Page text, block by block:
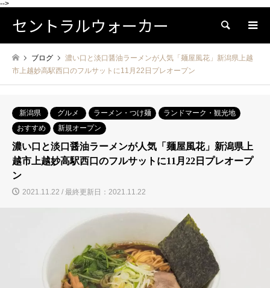
-->
セントラルウォーカー 検索
ブログ
濃い口と淡口醤油ラーメンが人気「麺屋風花」新潟県上越
市上越妙高駅西口のフルサットに11月22日プレオープン
新潟県 グルメ ラーメン・つけ麺
ランドマーク・観光地
おすすめ
新規オープン
濃い口と淡口醤油ラーメンが人気「麺屋風花」新潟県上
越市上越妙高駅西口のフルサットに11月22日プレオープ
ン
2021.11.22 / 最終更新日：2021.11.22